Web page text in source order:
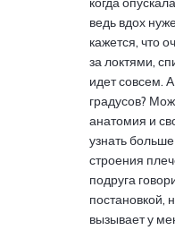
ведь вдох
кажется, что
за локтями,
идет совсем.
градусов?
анатомия и
узнать
строения
подруга
постановкой,
вызывает у